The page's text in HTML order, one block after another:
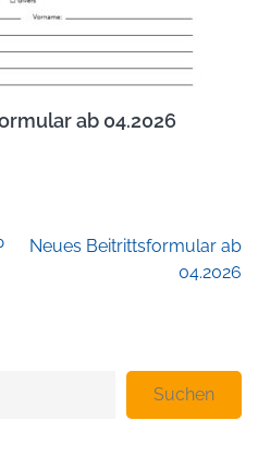
ab 04.2026
Neues Beitrittsformular ab
04.2026
Suchen